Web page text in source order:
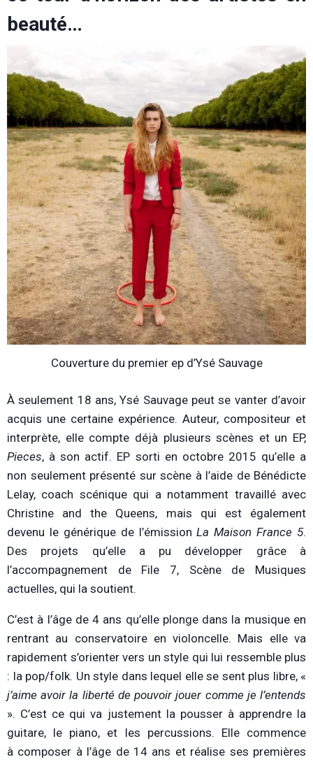
beauté…
Couverture du premier ep d’Ysé Sauvage
À seulement 18 ans, Ysé Sauvage peut se vanter d’avoir
acquis une certaine expérience. Auteur, compositeur et
interprète, elle compte déjà plusieurs scènes et un EP,
Pieces, à son actif. EP sorti en octobre 2015 qu’elle a
non seulement présenté sur scène à l’aide de Bénédicte
Lelay, coach scénique qui a notamment travaillé avec
Christine and the Queens, mais qui est également
devenu le générique de l’émissionLa Maison France 5.
Des projets qu’elle a pu développer grâce à
l’accompagnement de File 7, Scène de Musiques
actuelles, qui la soutient.
C’est à l’âge de 4 ans qu’elle plonge dans la musique en
rentrant au conservatoire en violoncelle. Mais elle va
rapidement s’orienter vers un style qui lui ressemble plus
: la pop/folk. Un style dans lequel elle se sent plus libre, «
j’aime avoir la liberté de pouvoir jouer comme je l’entends
». C’est ce qui va justement la pousser à apprendre la
guitare, le piano, et les percussions. Elle commence
à composer à l’âge de 14 ans et réalise ses premières